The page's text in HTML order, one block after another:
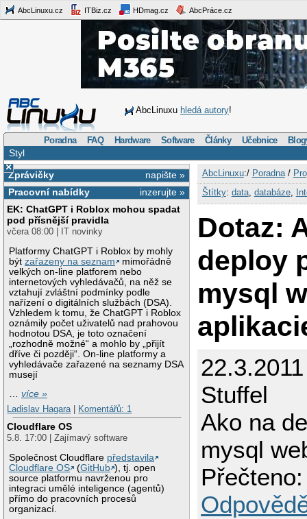
AbcLinuxu.cz ITBiz.cz HDmag.cz AbcPráce.cz
AbcLinuxu hledá autory!
Poradna FAQ Hardware Software Články Učebnice
Styl
×
napište »
Zprávičky
inzerujte »
Pracovní nabídky
EK: ChatGPT i Roblox mohou spadat
pod přísnější pravidla
včera 08:00 | IT novinky
Platformy ChatGPT i Roblox by mohly
býtzařazeny na seznam
mimořádně
velkých on-line platforem nebo
internetových vyhledávačů, na něž se
vztahují zvláštní podmínky podle
nařízení o digitálních službách (DSA).
Vzhledem k tomu, že ChatGPT i Roblox
oznámily počet uživatelů nad prahovou
hodnotou DSA, je toto označení
„rozhodně možné“ a mohlo by „přijít
dříve či později“. On-line platformy a
vyhledávače zařazené na seznamy DSA
musejí
…více »
Ladislav Hagara
Komentářů: 1
Cloudflare OS
5.8. 17:00 | Zajímavý software
Společnost Cloudflare představila
Cloudflare OS
(GitHub ), tj. open
source platformu navrženou pro
integraci umělé inteligence (agentů)
přímo do pracovních procesů
organizací.
AbcLinuxu:/ Poradna/
Štítky: data, databáze,
Dotaz:
deploy
mysql
Stuffel
Ako na
mysql